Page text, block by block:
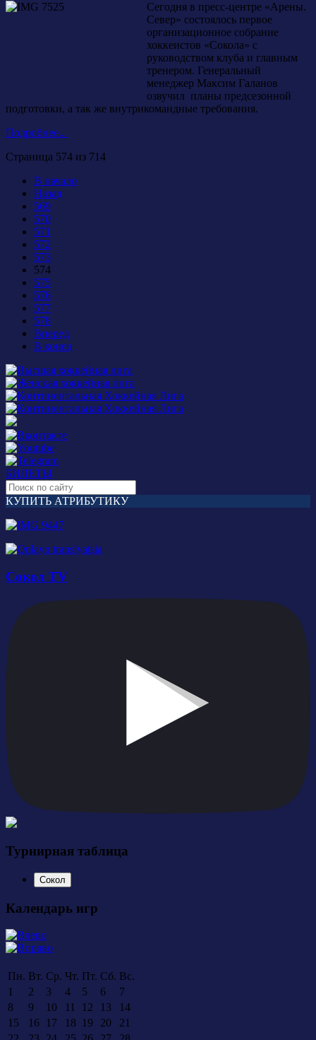
Сегодня в пресс-центре «Арены.
Север» состоялось первое
организационное собрание
хоккеистов «Сокола» с
руководством клуба и главным
тренером. Генеральный
менеджер Максим Галанов
озвучил планы предсезонной
подготовки, а так же внутрикомандные требования.
Подробнее...
Страница 574 из 714
В начало
Назад
569
570
571
572
573
574
575
576
577
578
Вперед
В конец
БИЛЕТЫ
КУПИТЬ АТРИБУТИКУ
Сокол TV
Турнирная таблица
Сокол
Календарь игр
Пн. Вт. Ср. Чт. Пт. Сб. Вс.
1
2 3 4 5 6
7
8
9 10 11 12 13
14
15
16 17 18 19 20
21